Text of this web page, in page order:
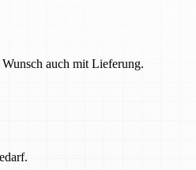
auch mit Lieferung.